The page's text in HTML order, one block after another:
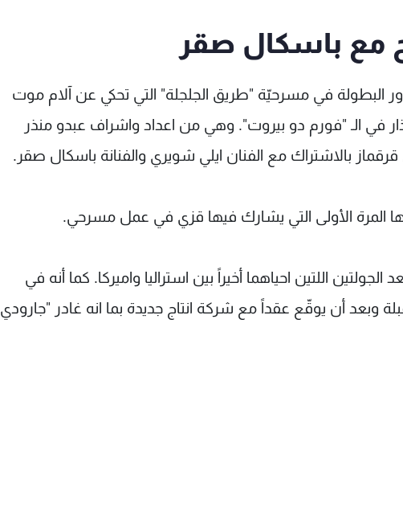
مع باسكال صقر
البطولة في مسرحيّة "طريق الجلجلة" التي تحكي عن آلام موت
المسيح وقيامته وستعرض في تاريخ 22 آذار في الـ "فورم دو بيروت". وهي من اعداد واشراف عبدو منذر
بالاشتراك مع الفنان ايلي شويري والفنانة باسكال صقر.
المرة الأولى التي يشارك فيها قزي في عمل مسرحي.
اللتين احياهما أخيراً بين استراليا واميركا. كما أنه في
وبعد أن يوقّع عقداً مع شركة انتاج جديدة بما انه غادر "جارودي